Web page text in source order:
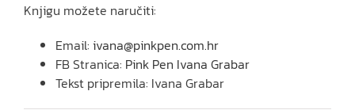
Knjigu možete naručiti:
Email: ivana@pinkpen.com.hr
FB Stranica: Pink Pen Ivana Grabar
Tekst pripremila: Ivana Grabar